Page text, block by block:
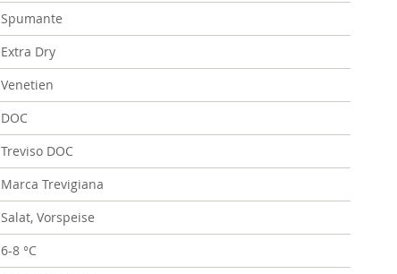
Spumante
Extra Dry
Venetien
DOC
Treviso DOC
Marca Trevigiana
Salat, Vorspeise
6-8 °C